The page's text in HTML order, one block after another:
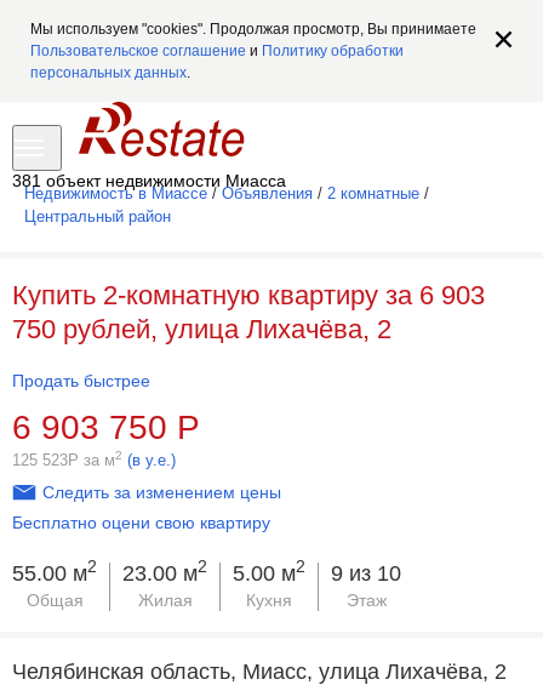
Мы используем "cookies". Продолжая просмотр, Вы принимаете
Пользовательское соглашение и Политику обработки
персональных данных.
381 объект недвижимости Миасса
Недвижимость в Миассе / Объявления / 2 комнатные /
Центральный район
Купить 2-комнатную квартиру за 6 903
750 рублей, улица Лихачёва, 2
Продать быстрее
6 903 750 Р
125 523Р за м2 (в у.е.)
Следить за изменением цены
Бесплатно оцени свою квартиру
55.00 м2
Общая
23.00 м2
Жилая
5.00 м2
Кухня
9 из 10
Этаж
Челябинская область, Миасс, улица Лихачёва, 2